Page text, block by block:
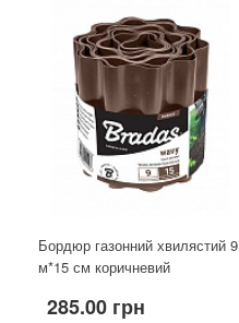
Бордюр газонний хвилястий 9
м*15 см коричневий
285.00 грн